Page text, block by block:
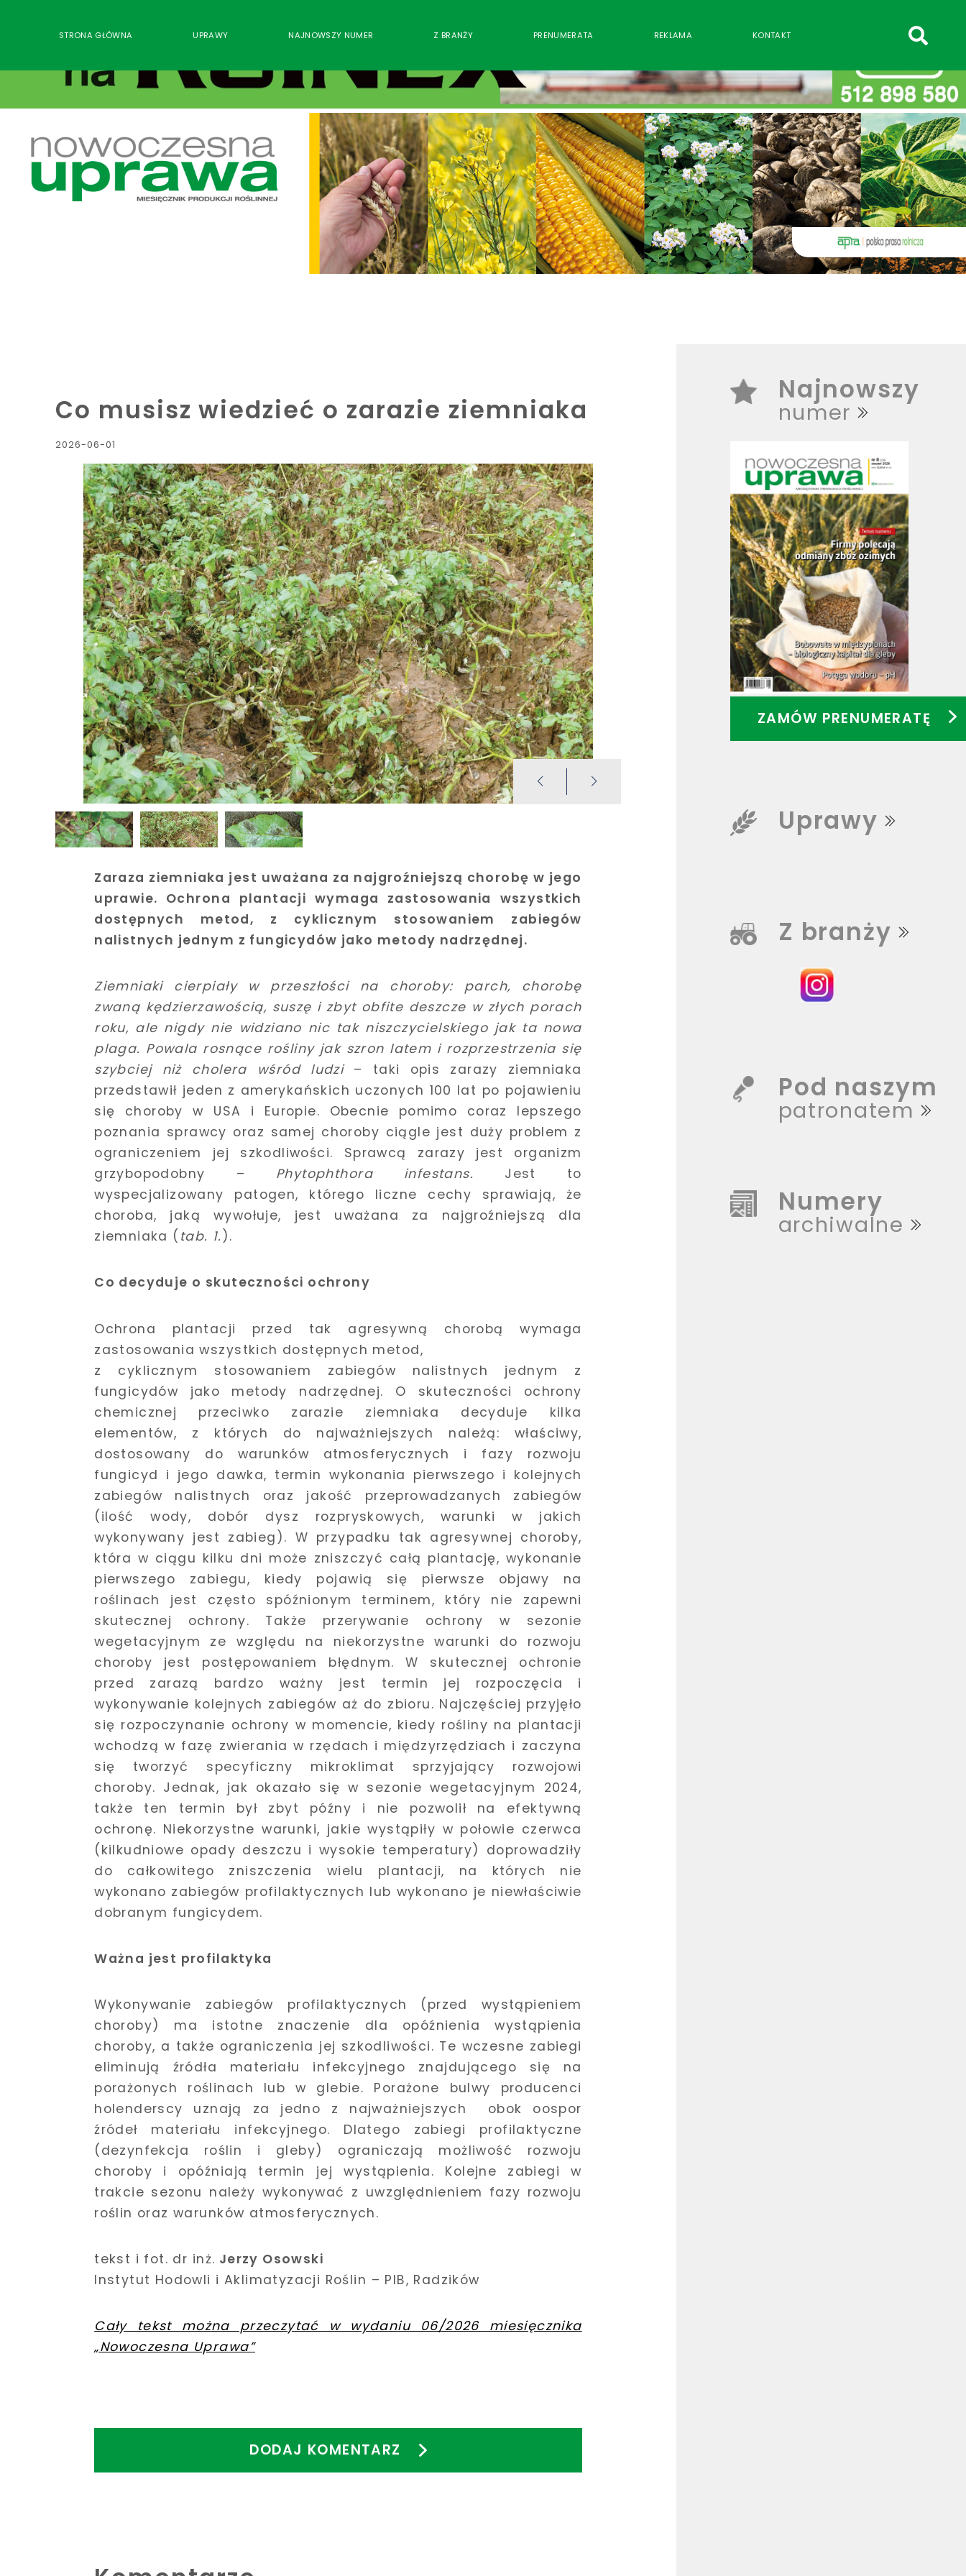
STRONA GŁÓWNA UPRAWY NAJNOWSZY NUMER Z BRANŻY PRENUMERATA REKLAMA KONTAKT
WPISZ CO NAJMNIEJ 3 ZNAKI
Co musisz wiedzieć o zarazie ziemniaka
2026-06-01
Zaraza ziemniaka jest uważana za najgroźniejszą chorobę w jego
uprawie. Ochrona plantacji wymaga zastosowania wszystkich
dostępnych metod, z cyklicznym stosowaniem zabiegów
nalistnych jednym z fungicydów jako metody nadrzędnej.
Ziemniaki cierpiały w przeszłości na choroby: parch, chorobę
zwaną kędzierzawością, suszę i zbyt obfite deszcze w złych porach
roku, ale nigdy nie widziano nic tak niszczycielskiego jak ta nowa
plaga. Powala rosnące rośliny jak szron latem i rozprzestrzenia się
szybciej niż cholera wśród ludzi– taki opis zarazy ziemniaka
przedstawił jeden z amerykańskich uczonych 100 lat po pojawieniu
się choroby w USA i Europie. Obecnie pomimo coraz lepszego
poznania sprawcy oraz samej choroby ciągle jest duży problem z
ograniczeniem jej szkodliwości. Sprawcą zarazy jest organizm
grzybopodobny – Phytophthora infestans. Jest to
wyspecjalizowany patogen, którego liczne cechy sprawiają, że
choroba, jaką wywołuje, jest uważana za najgroźniejszą dla
ziemniaka ( tab. 1. ).
Co decyduje o skuteczności ochrony
Ochrona plantacji przed tak agresywną chorobą wymaga
zastosowania wszystkich dostępnych metod,
z cyklicznym stosowaniem zabiegów nalistnych jednym z
fungicydów jako metody nadrzędnej. O skuteczności ochrony
chemicznej przeciwko zarazie ziemniaka decyduje kilka
elementów, z których do najważniejszych należą: właściwy,
dostosowany do warunków atmosferycznych i fazy rozwoju
fungicyd i jego dawka, termin wykonania pierwszego i kolejnych
zabiegów nalistnych oraz jakość przeprowadzanych zabiegów
(ilość wody, dobór dysz rozpryskowych, warunki w jakich
wykonywany jest zabieg). W przypadku tak agresywnej choroby,
która w ciągu kilku dni może zniszczyć całą plantację, wykonanie
pierwszego zabiegu, kiedy pojawią się pierwsze objawy na
roślinach jest często spóźnionym terminem, który nie zapewni
skutecznej ochrony. Także przerywanie ochrony w sezonie
wegetacyjnym ze względu na niekorzystne warunki do rozwoju
choroby jest postępowaniem błędnym. W skutecznej ochronie
przed zarazą bardzo ważny jest termin jej rozpoczęcia i
wykonywanie kolejnych zabiegów aż do zbioru. Najczęściej przyjęło
się rozpoczynanie ochrony w momencie, kiedy rośliny na plantacji
wchodzą w fazę zwierania w rzędach i międzyrzędziach i zaczyna
się tworzyć specyficzny mikroklimat sprzyjający rozwojowi
choroby. Jednak, jak okazało się w sezonie wegetacyjnym 2024,
także ten termin był zbyt późny i nie pozwolił na efektywną
ochronę. Niekorzystne warunki, jakie wystąpiły w połowie czerwca
(kilkudniowe opady deszczu i wysokie temperatury) doprowadziły
do całkowitego zniszczenia wielu plantacji, na których nie
wykonano zabiegów profilaktycznych lub wykonano je niewłaściwie
dobranym fungicydem.
Ważna jest profilaktyka
Wykonywanie zabiegów profilaktycznych (przed wystąpieniem
choroby) ma istotne znaczenie dla opóźnienia wystąpienia
choroby, a także ograniczenia jej szkodliwości. Te wczesne zabiegi
eliminują źródła materiału infekcyjnego znajdującego się na
porażonych roślinach lub w glebie. Porażone bulwy producenci
holenderscy uznają za jedno z najważniejszych obok oospor
źródeł materiału infekcyjnego. Dlatego zabiegi profilaktyczne
(dezynfekcja roślin i gleby) ograniczają możliwość rozwoju
choroby i opóźniają termin jej wystąpienia. Kolejne zabiegi w
trakcie sezonu należy wykonywać z uwzględnieniem fazy rozwoju
roślin oraz warunków atmosferycznych.
tekst i fot. dr inż. Jerzy Osowski
Instytut Hodowli i Aklimatyzacji Roślin – PIB, Radzików
Cały tekst można przeczytać w wydaniu 06/2026 miesięcznika
„Nowoczesna Uprawa”
DODAJ KOMENTARZ
Najnowszy
numer
ZAMÓW PRENUMERATĘ
Uprawy
Z branży
Pod naszym
patronatem
Numery
archiwalne